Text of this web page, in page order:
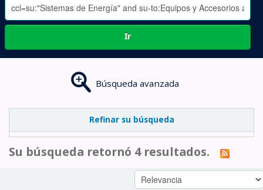
Ir
Búsqueda avanzada
Refinar su búsqueda
Su búsqueda retornó 4 resultados.